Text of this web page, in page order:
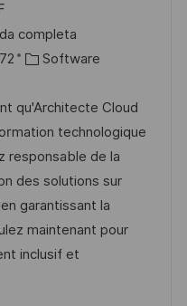
completa
C
t
e
g
o
r
a
Software
qu'Architecte Cloud
technologique
responsable de la
des solutions sur
garantissant la
maintenant pour
inclusif et